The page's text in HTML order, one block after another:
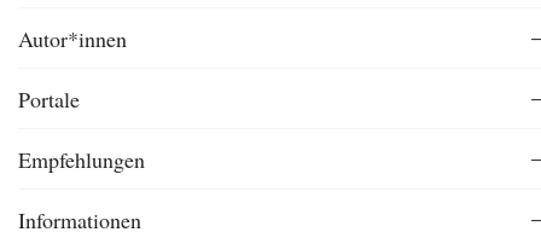
Autor*innen
Portale
Empfehlungen
Informationen